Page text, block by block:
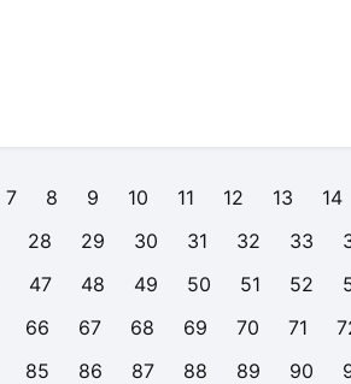
7 8 9 10 11 12 13 14
28 29 30 31 32 33
47 48 49 50 51 52
66 67 68 69 70 71
85 86 87 88 89 90